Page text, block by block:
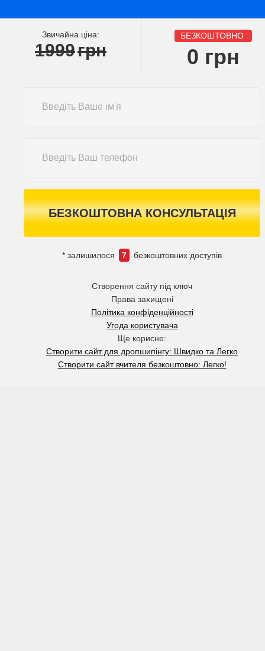
Звичайна ціна:
1999грн
БЕЗКОШТОВНО
0 грн
БЕЗКОШТОВНА КОНСУЛЬТАЦІЯ
* залишилося 7 безкоштовних доступів
Створення сайту під ключ
Права захищені
Політика конфіденційності
Угода користувача
Ще корисне:
Створити сайт для дропшипінгу: Швидко та Легко
Створити сайт вчителя безкоштовно: Легко!